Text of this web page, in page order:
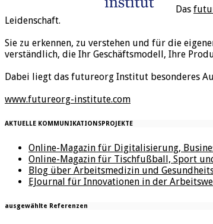
Das
Leidenschaft.
Sie zu erkennen, zu verstehen und für die
verständlich, die Ihr Geschäftsmodell, Ihre
Dabei liegt das futureorg Institut besonderes
www.futureorg-institute.com
AKTUELLE KOMMUNIKATIONSPROJEKTE
Online-Magazin für Digitalisierung,
Online-Magazin für Tischfußball, Sport
Blog über Arbeitsmedizin und
EJournal für Innovationen in der
ausgewählte Referenzen